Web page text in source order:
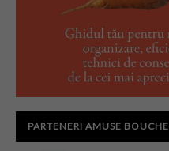
PARTENERI AMUSE BOUCHE